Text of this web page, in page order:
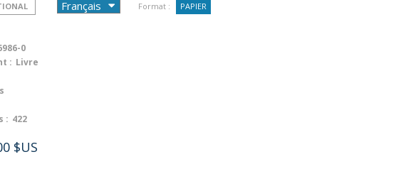
Format : PAPIER
0
: Livre
: 422
$US